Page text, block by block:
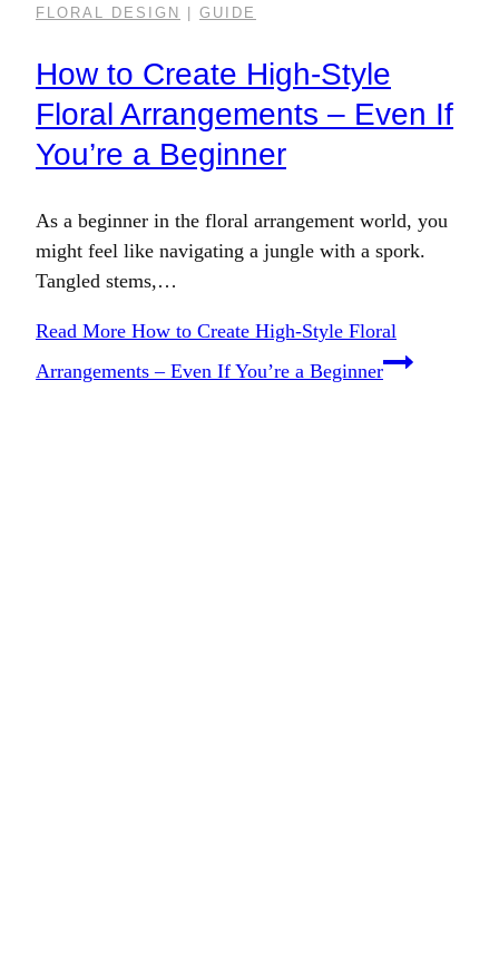
FLORAL DESIGN | GUIDE
How to Create High-Style
Floral Arrangements – Even If
You’re a Beginner
As a beginner in the floral arrangement world, you
might feel like navigating a jungle with a spork.
Tangled stems,…
Read More How to Create High-Style Floral
Arrangements – Even If You’re a Beginner